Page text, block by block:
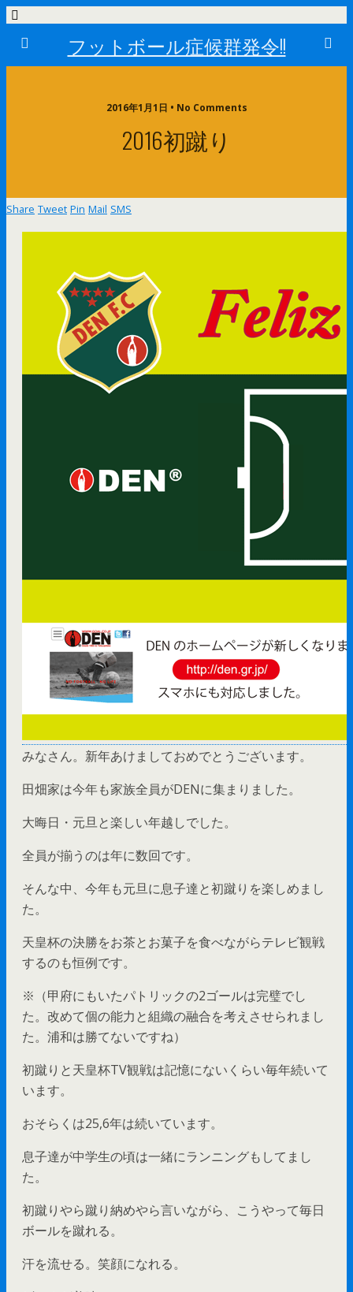
フットボール症候群発令!!
2016年1月1日 • No Comments
2016初蹴り
Share Tweet Pin Mail SMS
みなさん。新年あけましておめでとうございます。
田畑家は今年も家族全員がDENに集まりました。
大晦日・元旦と楽しい年越しでした。
全員が揃うのは年に数回です。
そんな中、今年も元旦に息子達と初蹴りを楽しめまし
た。
天皇杯の決勝をお茶とお菓子を食べながらテレビ観戦
するのも恒例です。
※（甲府にもいたパトリックの2ゴールは完璧でし
た。改めて個の能力と組織の融合を考えさせられまし
た。浦和は勝てないですね）
初蹴りと天皇杯TV観戦は記憶にないくらい毎年続いて
います。
おそらくは25,6年は続いています。
息子達が中学生の頃は一緒にランニングもしてまし
た。
初蹴りやら蹴り納めやら言いながら、こうやって毎日
ボールを蹴れる。
汗を流せる。笑顔になれる。